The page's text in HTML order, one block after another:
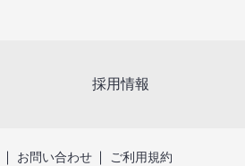
採用情報
お問い合わせ ご利用規約